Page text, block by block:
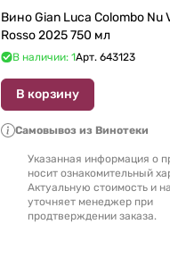
Вино Gian Luca Colombo Nu
Rosso 2025 750 мл
В наличии: 1Арт. 643123
В корзину
Самовывоз из Винотеки
Указанная информация о
носит ознакомительный
Актуальную стоимость и
уточняет менеджер при
продтверждении заказа.